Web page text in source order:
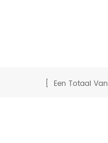
[ Een Totaal Van